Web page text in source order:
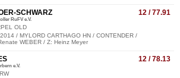
12 / 77.91
SCHWARZ
RuFV e.V.
OLD
/ MYLORD CARTHAGO HN / CONTENDER /
WEBER / Z: Heinz Meyer
12 / 78.13
e.V.